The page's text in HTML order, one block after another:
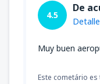
4.5
De
Muy buen
Este cometário